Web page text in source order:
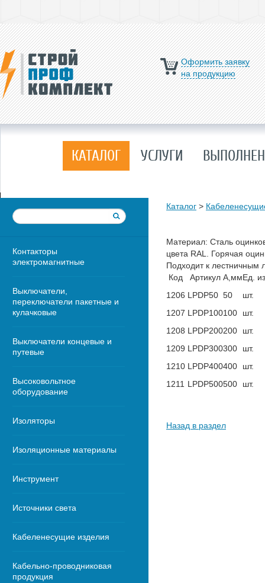
Оформить заявку
на продукцию
КАТАЛОГ УСЛУГИ
Контакторы
электромагнитные
Выключатели,
переключатели пакетные и
кулачковые
Выключатели концевые и
путевые
Высоковольтное
оборудование
Изоляторы
Изоляционные материалы
Инструмент
Источники света
Кабеленесущие изделия
Кабельно-проводниковая
продукция
Каталог >
Материал: Сталь
цвета RAL. Горячая
Подходит к лестничным
Код
Артикул A,ммЕд.
1206 LPDP50 50
шт.
1207 LPDP100100
шт.
1208 LPDP200200
шт.
1209 LPDP300300
шт.
1210 LPDP400400
шт.
1211 LPDP500500 шт.
Назад в раздел